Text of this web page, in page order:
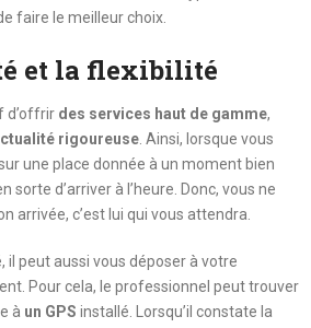
faire le meilleur choix.
et la flexibilité
d’offrir des services haut de gamme,
rigoureuse. Ainsi, lorsque vous
une place donnée à un moment bien
d’arriver à l’heure. Donc, vous ne
arrivée, c’est lui qui vous attendra.
il peut aussi vous déposer à votre
Pour cela, le professionnel peut trouver
à un GPS installé. Lorsqu’il constate la